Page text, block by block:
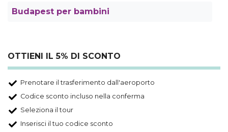
Budapest per bambini
OTTIENI IL 5% DI SCONTO
Prenotare il trasferimento dall'aeroporto
Codice sconto incluso nella conferma
Seleziona il tour
Inserisci il tuo codice sconto